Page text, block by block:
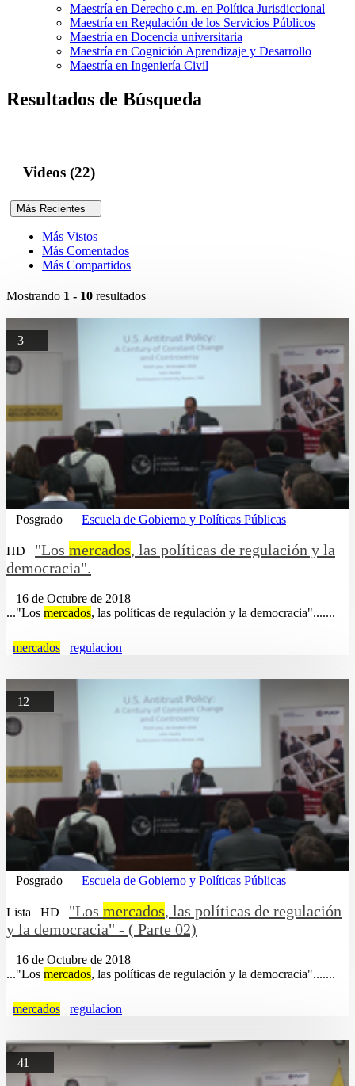
Maestría en Derecho c.m. en Política Jurisdiccional
Maestría en Regulación de los Servicios Públicos
Maestría en Docencia universitaria
Maestría en Cognición Aprendizaje y Desarrollo
Maestría en Ingeniería Civil
Resultados de Búsqueda
Videos (22)
Más Recientes
Más Vistos
Más Comentados
Más Compartidos
Mostrando 1 - 10 resultados
3
Posgrado Escuela de Gobierno y Políticas Públicas
HD "Los mercados, las políticas de regulación y la
democracia".
16 de Octubre de 2018
..."Los mercados, las políticas de regulación y la democracia".......
mercados regulacion
12
Posgrado Escuela de Gobierno y Políticas Públicas
Lista HD "Los mercados, las políticas de regulación
y la democracia" - ( Parte 02)
16 de Octubre de 2018
..."Los mercados, las políticas de regulación y la democracia".......
mercados regulacion
41